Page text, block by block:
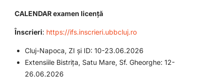
CALENDAR examen licență
Înscrieri: https://ifs.inscrieri.ubbcluj.ro
Cluj-Napoca, ZI și ID: 10-23.06.2026
Extensiile Bistrița, Satu Mare, Sf. Gheorghe: 12-
26.06.2026